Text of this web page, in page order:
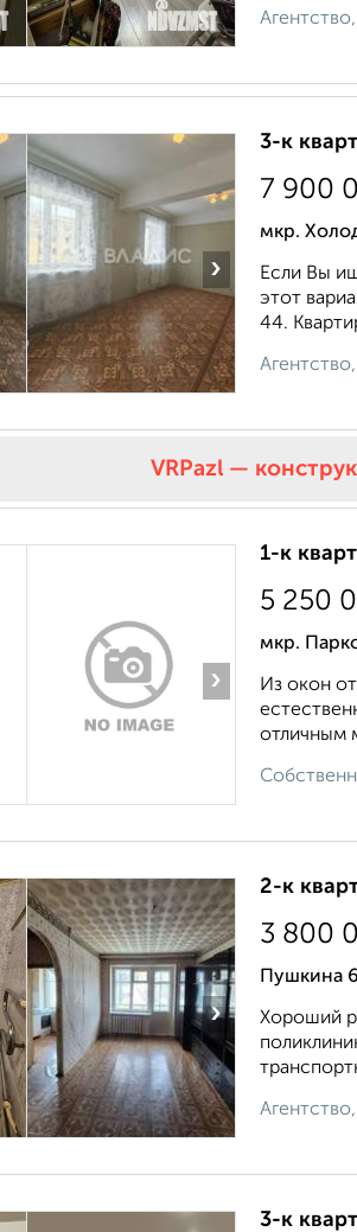
›
3-к
7 900
мкр.
Если Вы
этот
44.
VRPazl —
›
1-к
5 250
мкр.
Из oкон
отличным
›
2-к
3 800
Пушкина 6
Хороший
3-к